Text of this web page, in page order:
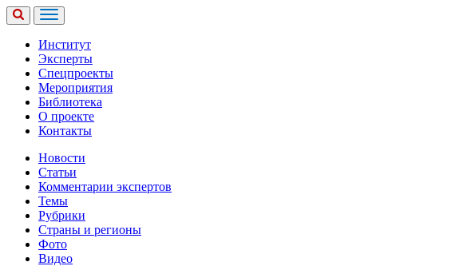
Институт
Эксперты
Спецпроекты
Мероприятия
Библиотека
О проекте
Контакты
Новости
Статьи
Комментарии экспертов
Темы
Рубрики
Страны и регионы
Фото
Видео